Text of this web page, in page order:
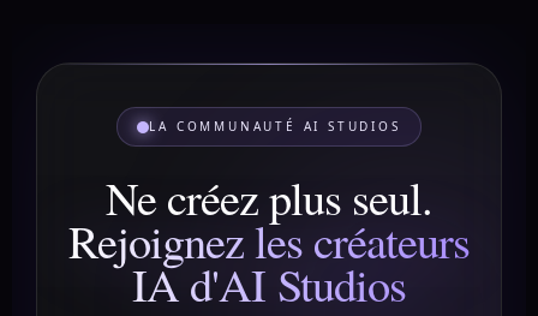
LA COMMUNAUTÉ AI STUDIOS
Ne créez plus seul.
Rejoignez les créateurs
IA d'AI Studios